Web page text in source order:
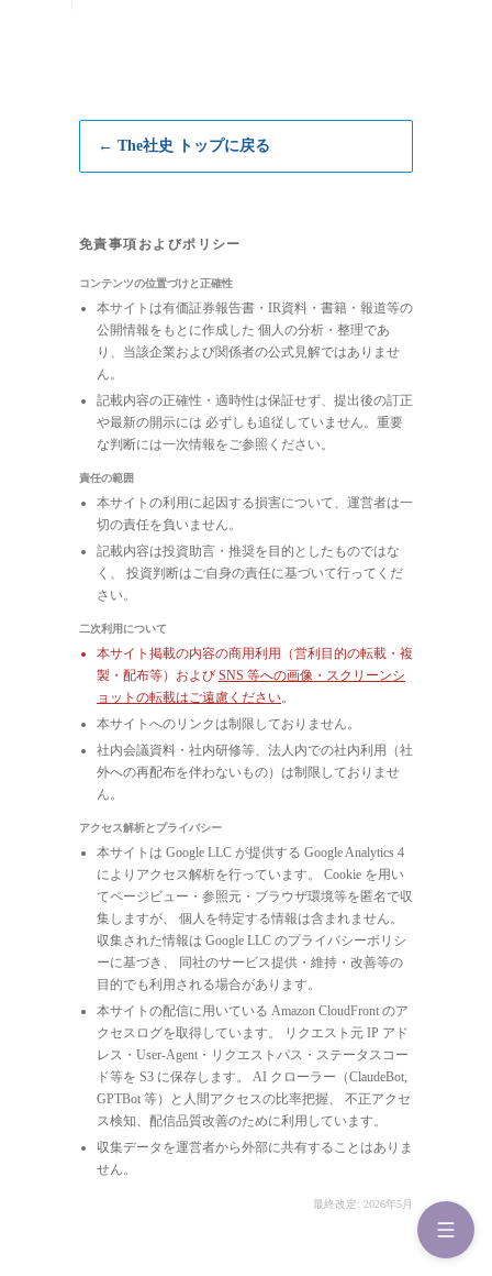
← The社史 トップに戻る
免責事項およびポリシー
コンテンツの位置づけと正確性
本サイトは有価証券報告書・IR資料・書籍・報道等の
公開情報をもとに作成した 個人の分析・整理であ
り、当該企業および関係者の公式見解ではありませ
ん。
記載内容の正確性・適時性は保証せず、提出後の訂正
や最新の開示には 必ずしも追従していません。重要
な判断には一次情報をご参照ください。
責任の範囲
本サイトの利用に起因する損害について、運営者は一
切の責任を負いません。
記載内容は投資助言・推奨を目的としたものではな
く、 投資判断はご自身の責任に基づいて行ってくだ
さい。
二次利用について
本サイト掲載の内容の商用利用（営利目的の転載・複
製・配布等）および SNS 等への画像・スクリーンシ
ョットの転載はご遠慮ください。
本サイトへのリンクは制限しておりません。
社内会議資料・社内研修等、法人内での社内利用（社
外への再配布を伴わないもの）は制限しておりませ
ん。
アクセス解析とプライバシー
本サイトは Google LLC が提供する Google Analytics 4
によりアクセス解析を行っています。 Cookie を用い
てページビュー・参照元・ブラウザ環境等を匿名で収
集しますが、 個人を特定する情報は含まれません。
収集された情報は Google LLC のプライバシーポリシ
ーに基づき、 同社のサービス提供・維持・改善等の
目的でも利用される場合があります。
本サイトの配信に用いている Amazon CloudFront のア
クセスログを取得しています。 リクエスト元 IP アド
レス・User-Agent・リクエストパス・ステータスコー
ド等を S3 に保存します。 AI クローラー（ClaudeBot,
GPTBot 等）と人間アクセスの比率把握、 不正アクセ
ス検知、配信品質改善のために利用しています。
収集データを運営者から外部に共有することはありま
せん。
最終改定: 2026年5月